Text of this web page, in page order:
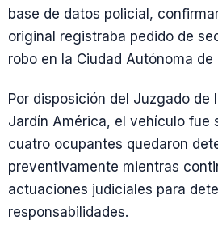
base de datos policial,
original registraba pedido de
robo en la Ciudad Autónoma de
Por disposición del Juzgado de
Jardín América, el vehículo fue
cuatro ocupantes quedaron
preventivamente mientras
actuaciones judiciales para
responsabilidades.